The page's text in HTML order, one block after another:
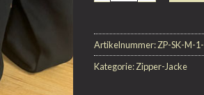
Artikelnummer:ZP-SK-M-
Kategorie:Zipper-Jacke